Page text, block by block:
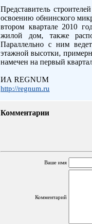
Представитель
освоению обнинского
втором квартале 2010
жилой дом, также
Параллельно с ним
этажной высотки,
намечен на первый
ИА REGNUM
http://regnum.ru
Комментарии
Ваше имя
Комментарий